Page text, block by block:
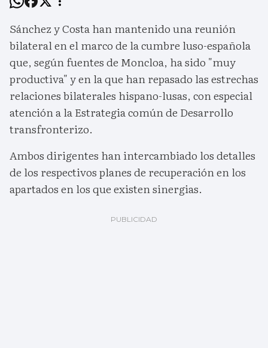
Sánchez y Costa han mantenido una reunión
bilateral en el marco de la cumbre luso-española
que, según fuentes de Moncloa, ha sido "muy
productiva" y en la que han repasado las estrechas
relaciones bilaterales hispano-lusas, con especial
atención a la Estrategia común de Desarrollo
transfronterizo.
Ambos dirigentes han intercambiado los detalles
de los respectivos planes de recuperación en los
apartados en los que existen sinergias.